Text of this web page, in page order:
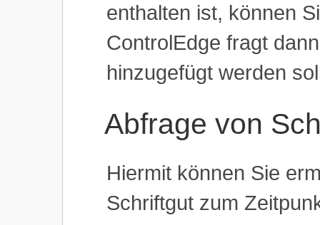
enthalten ist, können
ControlEdge fragt
hinzugefügt werden
Abfrage von
Hiermit können Sie
Schriftgut zum